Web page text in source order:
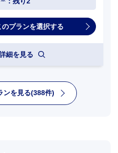
細を見る
ンを見る(388件)